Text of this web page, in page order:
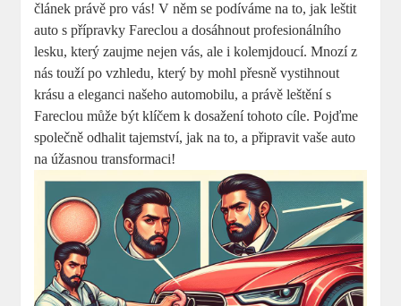
článek právě pro vás! V něm se podíváme na to, jak leštit
auto s přípravky Fareclou a dosáhnout profesionálního
lesku, který zaujme nejen vás, ale i kolemjdoucí. Mnozí z
nás touží po vzhledu, který by mohl přesně vystihnout
krásu a eleganci našeho automobilu, a právě leštění s
Fareclou může být klíčem k dosažení tohoto cíle. Pojďme
společně odhalit tajemství, jak na to, a připravit vaše auto
na úžasnou transformaci!